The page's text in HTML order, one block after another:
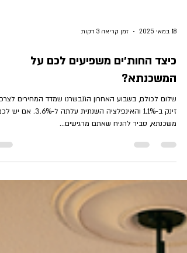
18 במאי 2025 זמן קריאה 3 דקות
כיצד החות׳ים משפיעים לכם על
המשכנתא?
שלום לכולם, בשבוע האחרון התבשרנו שמדד המחירים